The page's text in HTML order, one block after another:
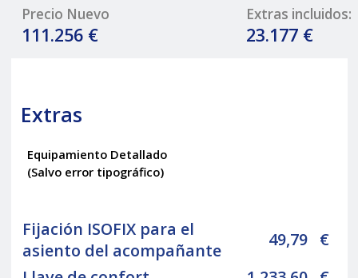
Precio Nuevo
111.256 €
Extras incluidos:
23.177 €
Extras
Equipamiento Detallado
(Salvo error tipográfico)
Fijación ISOFIX para el
asiento del acompañante
49,79 €